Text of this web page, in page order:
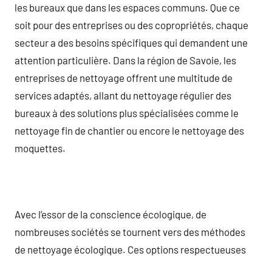
les bureaux que dans les espaces communs. Que ce
soit pour des entreprises ou des copropriétés, chaque
secteur a des besoins spécifiques qui demandent une
attention particulière. Dans la région de Savoie, les
entreprises de nettoyage offrent une multitude de
services adaptés, allant du nettoyage régulier des
bureaux à des solutions plus spécialisées comme le
nettoyage fin de chantier ou encore le nettoyage des
moquettes.
Avec l’essor de la conscience écologique, de
nombreuses sociétés se tournent vers des méthodes
de nettoyage écologique. Ces options respectueuses